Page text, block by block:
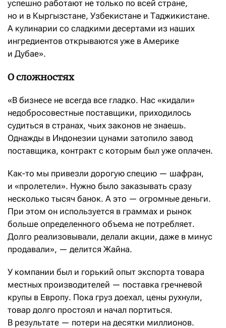
успешно работают не только по всей стране,
но и в Кыргызстане, Узбекистане и Таджикистане.
А кулинарии со сладкими десертами из наших
ингредиентов открываются уже в Америке
и Дубае».
О сложностях
«В бизнесе не всегда все гладко. Нас «кидали»
недобросовестные поставщики, приходилось
судиться в странах, чьих законов не знаешь.
Однажды в Индонезии цунами затопило завод
поставщика, контракт с которым был уже оплачен.
Как-то мы привезли дорогую специю — шафран,
и «пролетели». Нужно было заказывать сразу
несколько тысяч банок. А это — огромные деньги.
При этом он используется в граммах и рынок
больше определенного объема не потребляет.
Долго реализовывали, делали акции, даже в минус
продавали», — делится Жайна.
У компании был и горький опыт экспорта товара
местных производителей — поставка гречневой
крупы в Европу. Пока груз доехал, цены рухнули,
товар долго простоял и начал портиться.
В результате — потери на десятки миллионов.